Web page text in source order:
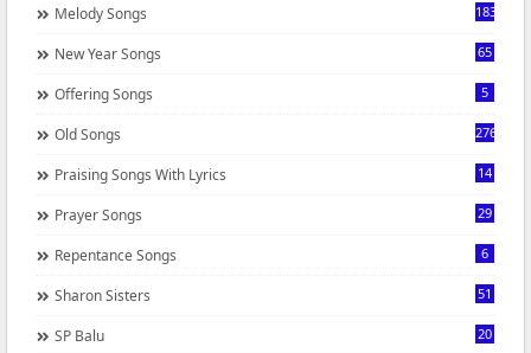
Melody Songs 183
New Year Songs 65
Offering Songs 5
Old Songs 276
Praising Songs With Lyrics 14
Prayer Songs 29
Repentance Songs 6
Sharon Sisters 51
SP Balu 20